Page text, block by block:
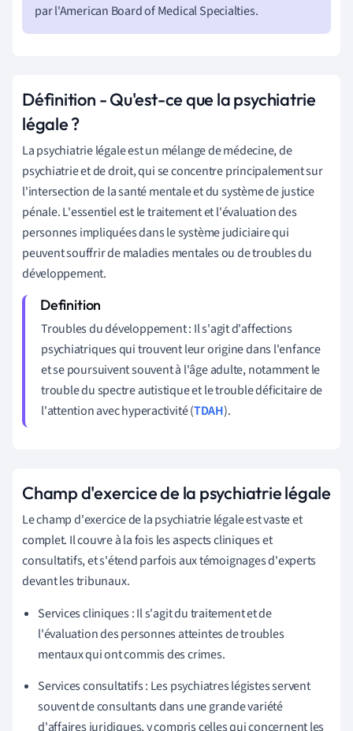
par l'American Board of Medical Specialties.
Définition - Qu'est-ce que la psychiatrie
légale ?
La psychiatrie légale est un mélange de médecine, de
psychiatrie et de droit, qui se concentre principalement sur
l'intersection de la santé mentale et du système de justice
pénale. L'essentiel est le traitement et l'évaluation des
personnes impliquées dans le système judiciaire qui
peuvent souffrir de maladies mentales ou de troubles du
développement.
Troubles du développement : Il s'agit d'affections
psychiatriques qui trouvent leur origine dans l'enfance
et se poursuivent souvent à l'âge adulte, notamment le
trouble du spectre autistique et le trouble déficitaire de
l'attention avec hyperactivité (TDAH).
Champ d'exercice de la psychiatrie légale
Le champ d'exercice de la psychiatrie légale est vaste et
complet. Il couvre à la fois les aspects cliniques et
consultatifs, et s'étend parfois aux témoignages d'experts
devant les tribunaux.
Services cliniques : Il s'agit du traitement et de
l'évaluation des personnes atteintes de troubles
mentaux qui ont commis des crimes.
Services consultatifs : Les psychiatres légistes servent
souvent de consultants dans une grande variété
d'affaires juridiques, y compris celles qui concernent les